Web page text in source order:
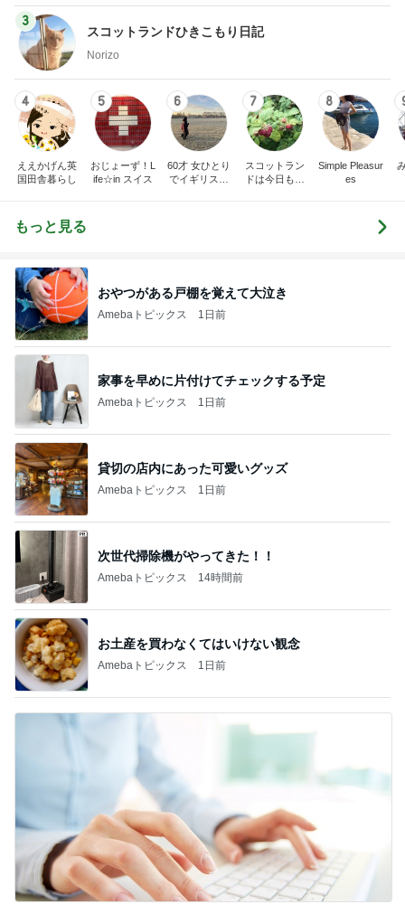
3
スコットランドひきこもり日記
Norizo
4
ええかげん英
国田舎暮らし
5
おじょーず！L
ife☆in スイス
6
60才 女ひとり
でイギリスに
7
スコットラン
ドは今日も曇
8
Simple Pleasur
es
もっと見る
おやつがある戸棚を覚えて大泣き
Amebaトピックス 1日前
家事を早めに片付けてチェックする予定
Amebaトピックス 1日前
貸切の店内にあった可愛いグッズ
Amebaトピックス 1日前
次世代掃除機がやってきた！！
Amebaトピックス 14時間前
お土産を買わなくてはいけない観念
Amebaトピックス 1日前